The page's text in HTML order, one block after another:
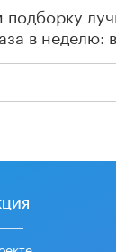
в неделю: